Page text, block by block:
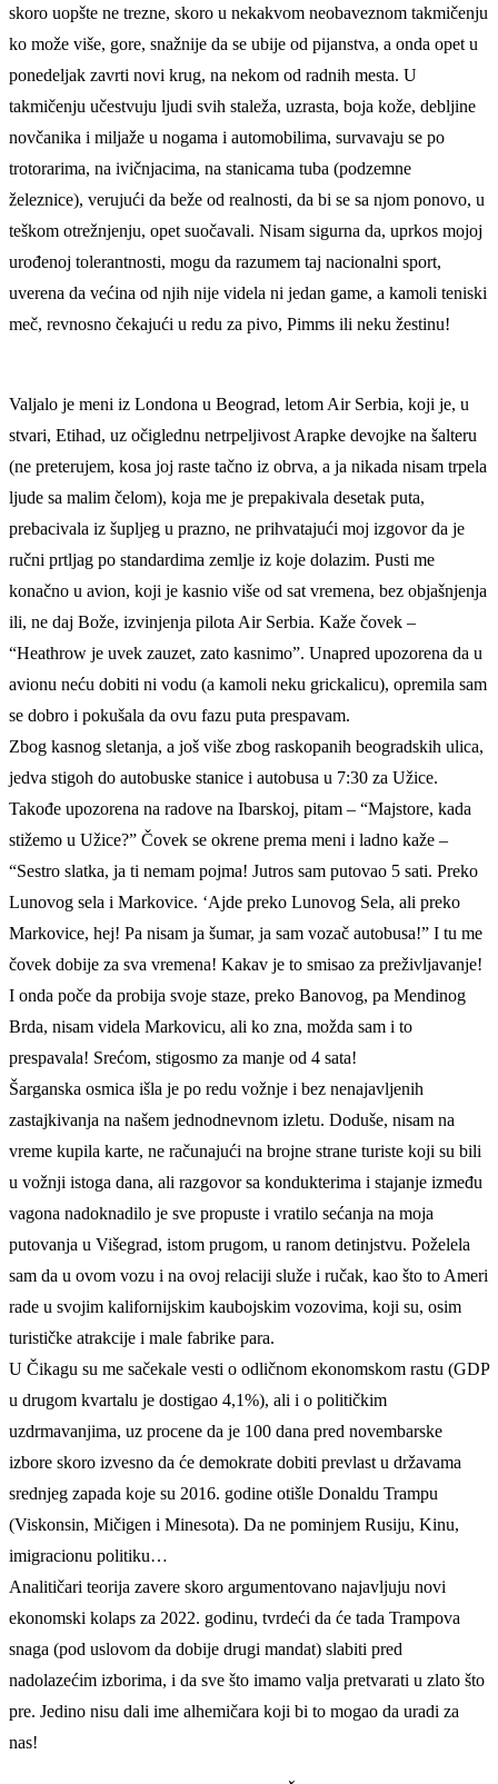
skoro uopšte ne trezne, skoro u nekakvom neobaveznom takmičenju
ko može više, gore, snažnije da se ubije od pijanstva, a onda opet u
ponedeljak zavrti novi krug, na nekom od radnih mesta. U
takmičenju učestvuju ljudi svih staleža, uzrasta, boja kože, debljine
novčanika i miljaže u nogama i automobilima, survavaju se po
trotorarima, na ivičnjacima, na stanicama tuba (podzemne
železnice), verujući da beže od realnosti, da bi se sa njom ponovo, u
teškom otrežnjenju, opet suočavali. Nisam sigurna da, uprkos mojoj
urođenoj tolerantnosti, mogu da razumem taj nacionalni sport,
uverena da većina od njih nije videla ni jedan game, a kamoli teniski
meč, revnosno čekajući u redu za pivo, Pimms ili neku žestinu!
Valjalo je meni iz Londona u Beograd, letom Air Serbia, koji je, u
stvari, Etihad, uz očiglednu netrpeljivost Arapke devojke na šalteru
(ne preterujem, kosa joj raste tačno iz obrva, a ja nikada nisam trpela
ljude sa malim čelom), koja me je prepakivala desetak puta,
prebacivala iz šupljeg u prazno, ne prihvatajući moj izgovor da je
ručni prtljag po standardima zemlje iz koje dolazim. Pusti me
konačno u avion, koji je kasnio više od sat vremena, bez objašnjenja
ili, ne daj Bože, izvinjenja pilota Air Serbia. Kaže čovek –
“Heathrow je uvek zauzet, zato kasnimo”. Unapred upozorena da u
avionu neću dobiti ni vodu (a kamoli neku grickalicu), opremila sam
se dobro i pokušala da ovu fazu puta prespavam.
Zbog kasnog sletanja, a još više zbog raskopanih beogradskih ulica,
jedva stigoh do autobuske stanice i autobusa u 7:30 za Užice.
Takođe upozorena na radove na Ibarskoj, pitam – “Majstore, kada
stižemo u Užice?” Čovek se okrene prema meni i ladno kaže –
“Sestro slatka, ja ti nemam pojma! Jutros sam putovao 5 sati. Preko
Lunovog sela i Markovice. ‘Ajde preko Lunovog Sela, ali preko
Markovice, hej! Pa nisam ja šumar, ja sam vozač autobusa!” I tu me
čovek dobije za sva vremena! Kakav je to smisao za preživljavanje!
I onda poče da probija svoje staze, preko Banovog, pa Mendinog
Brda, nisam videla Markovicu, ali ko zna, možda sam i to
prespavala! Srećom, stigosmo za manje od 4 sata!
Šarganska osmica išla je po redu vožnje i bez nenajavljenih
zastajkivanja na našem jednodnevnom izletu. Doduše, nisam na
vreme kupila karte, ne računajući na brojne strane turiste koji su bili
u vožnji istoga dana, ali razgovor sa kondukterima i stajanje između
vagona nadoknadilo je sve propuste i vratilo sećanja na moja
putovanja u Višegrad, istom prugom, u ranom detinjstvu. Poželela
sam da u ovom vozu i na ovoj relaciji služe i ručak, kao što to Ameri
rade u svojim kalifornijskim kaubojskim vozovima, koji su, osim
turističke atrakcije i male fabrike para.
U Čikagu su me sačekale vesti o odličnom ekonomskom rastu (GDP
u drugom kvartalu je dostigao 4,1%), ali i o političkim
uzdrmavanjima, uz procene da je 100 dana pred novembarske
izbore skoro izvesno da će demokrate dobiti prevlast u državama
srednjeg zapada koje su 2016. godine otišle Donaldu Trampu
(Viskonsin, Mičigen i Minesota). Da ne pominjem Rusiju, Kinu,
imigracionu politiku…
Analitičari teorija zavere skoro argumentovano najavljuju novi
ekonomski kolaps za 2022. godinu, tvrdeći da će tada Trampova
snaga (pod uslovom da dobije drugi mandat) slabiti pred
nadolazećim izborima, i da sve što imamo valja pretvarati u zlato što
pre. Jedino nisu dali ime alhemičara koji bi to mogao da uradi za
nas!